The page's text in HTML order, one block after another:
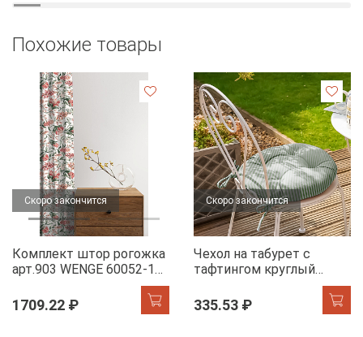
Похожие товары
Скоро закончится
Комплект штор рогожка
арт.903 WENGE 60052-1
1709.22 ₽
Скоро закончится
Чехол на табурет с
тафтингом круглый
WENGE 60049-1 Tropical
accent
335.53 ₽